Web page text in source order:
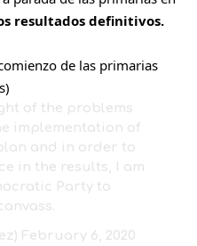
resultados definitivos.
de las primarias
)
of the problems
implementation of
and in order to
in the results, I am
Party to
February 6, 2020